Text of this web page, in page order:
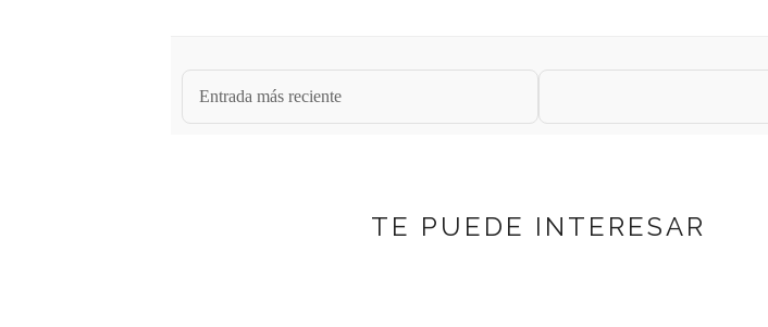
Entrada más reciente
TE PUEDE INTERESAR